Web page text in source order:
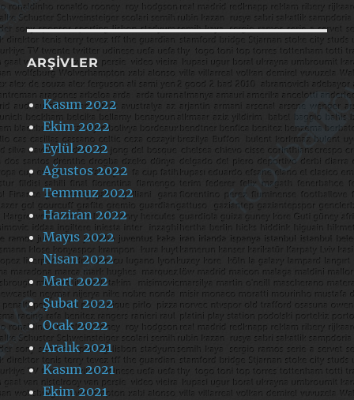
ARŞIVLER
Kasım 2022
Ekim 2022
Eylül 2022
Ağustos 2022
Temmuz 2022
Haziran 2022
Mayıs 2022
Nisan 2022
Mart 2022
Şubat 2022
Ocak 2022
Aralık 2021
Kasım 2021
Ekim 2021